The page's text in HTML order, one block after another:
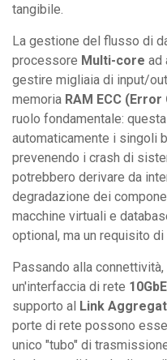
tangibile.
La gestione del flusso di
processore Multi-core ad
gestire migliaia di input/
memoria RAM ECC
ruolo fondamentale:
automaticamente i singoli
prevenendo i crash di
potrebbero derivare da
degradazione dei
macchine virtuali e
optional, ma un requisito
Passando alla
un'interfaccia di rete
supporto al Link
porte di rete possono
unico "tubo" di